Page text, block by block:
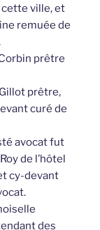
ville, et
remuée de
prêtre
prêtre,
curé de
avocat fut
de l’hôtel
cy-devant
des